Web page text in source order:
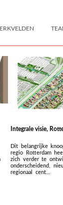
Integrale visie,
Dit belangrijke
regio Rotterdam
zich verder te
onderscheidend,
regionaal cent...